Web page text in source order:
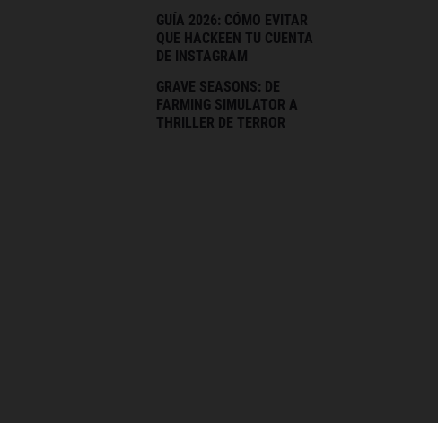
GUÍA 2026: CÓMO EVITAR
QUE HACKEEN TU CUENTA
DE INSTAGRAM
GRAVE SEASONS: DE
FARMING SIMULATOR A
THRILLER DE TERROR